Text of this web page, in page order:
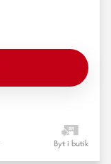
Byt i butik